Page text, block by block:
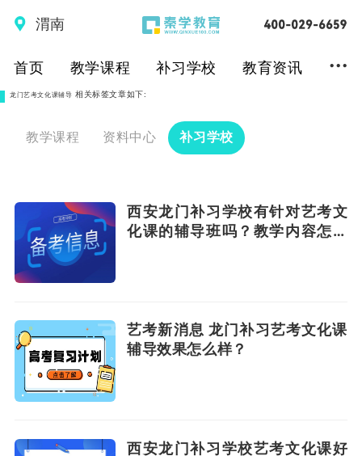
渭南
首页 教学课程 补习学校 教育资讯 ...
龙门艺考文化课辅导 相关标签文章如下:
教学课程 资料中心 补习学校
西安龙门补习学校有针对艺考文
化课的辅导班吗？教学内容怎么
艺考新消息 龙门补习艺考文化课
辅导效果怎么样？
西安龙门补习学校艺考文化课好